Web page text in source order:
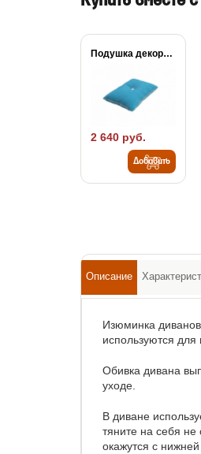
Подушка декоративная Synergy...
2 640 руб.
Добавить
Описание
Изюминка
используются для
Обивка дивана
уходе.
В диване
тяните на себя не
окажутся с